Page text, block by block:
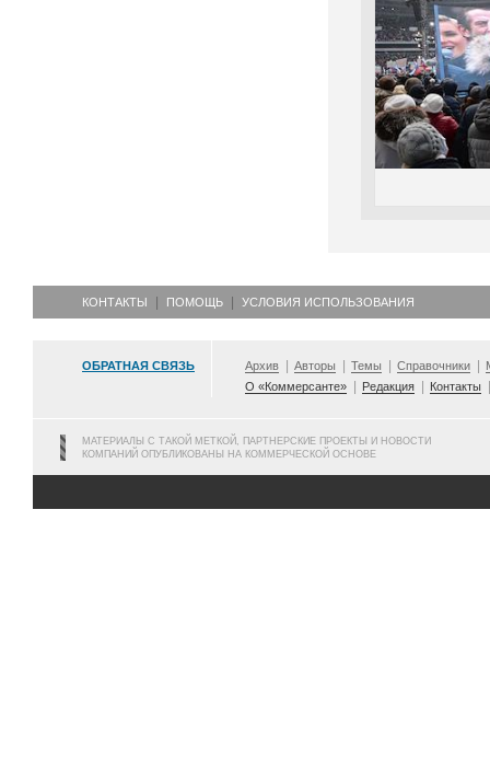
КОНТАКТЫ ПОМОЩЬ УСЛОВИЯ ИСПОЛЬЗОВАНИЯ
ОБРАТНАЯ СВЯЗЬ Архив Авторы Темы Справочники
О «Коммерсанте»
Редакция Контакты
МАТЕРИАЛЫ С ТАКОЙ МЕТКОЙ, ПАРТНЕРСКИЕ ПРОЕКТЫ И НОВОСТИ
КОМПАНИЙ ОПУБЛИКОВАНЫ НА КОММЕРЧЕСКОЙ ОСНОВЕ